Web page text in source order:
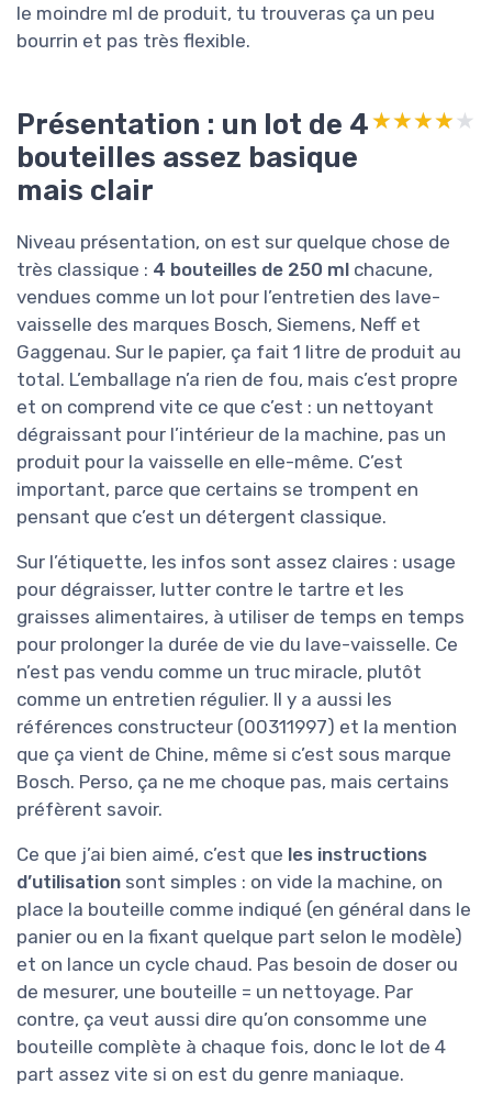
le moindre ml de produit, tu trouveras ça un peu
bourrin et pas très flexible.
Présentation : un lot de 4
bouteilles assez basique
mais clair
★★★★★
★★★★★
Niveau présentation, on est sur quelque chose de
très classique : 4 bouteilles de 250 ml chacune,
vendues comme un lot pour l’entretien des lave-
vaisselle des marques Bosch, Siemens, Neff et
Gaggenau. Sur le papier, ça fait 1 litre de produit au
total. L’emballage n’a rien de fou, mais c’est propre
et on comprend vite ce que c’est : un nettoyant
dégraissant pour l’intérieur de la machine, pas un
produit pour la vaisselle en elle-même. C’est
important, parce que certains se trompent en
pensant que c’est un détergent classique.
Sur l’étiquette, les infos sont assez claires : usage
pour dégraisser, lutter contre le tartre et les
graisses alimentaires, à utiliser de temps en temps
pour prolonger la durée de vie du lave-vaisselle. Ce
n’est pas vendu comme un truc miracle, plutôt
comme un entretien régulier. Il y a aussi les
références constructeur (00311997) et la mention
que ça vient de Chine, même si c’est sous marque
Bosch. Perso, ça ne me choque pas, mais certains
préfèrent savoir.
Ce que j’ai bien aimé, c’est que les instructions
d’utilisation sont simples : on vide la machine, on
place la bouteille comme indiqué (en général dans le
panier ou en la fixant quelque part selon le modèle)
et on lance un cycle chaud. Pas besoin de doser ou
de mesurer, une bouteille = un nettoyage. Par
contre, ça veut aussi dire qu’on consomme une
bouteille complète à chaque fois, donc le lot de 4
part assez vite si on est du genre maniaque.